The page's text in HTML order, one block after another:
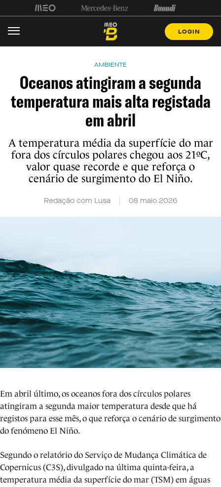
LOGIN
AMBIENTE
Oceanos atingiram a segunda
temperatura mais alta registada
em abril
A temperatura média da superfície do mar
fora dos círculos polares chegou aos 21ºC,
valor quase recorde e que reforça o
cenário de surgimento do El Niño.
Redação com Lusa 08 maio 2026
Em abril último, os oceanos fora dos círculos polares
atingiram a segunda maior temperatura desde que há
registos para esse mês, o que reforça o cenário de surgimento
do fenómeno El Niño.
Segundo o relatório do Serviço de Mudança Climática de
Copernicus (C3S), divulgado na última quinta-feira, a
temperatura média da superfície do mar (TSM) em águas